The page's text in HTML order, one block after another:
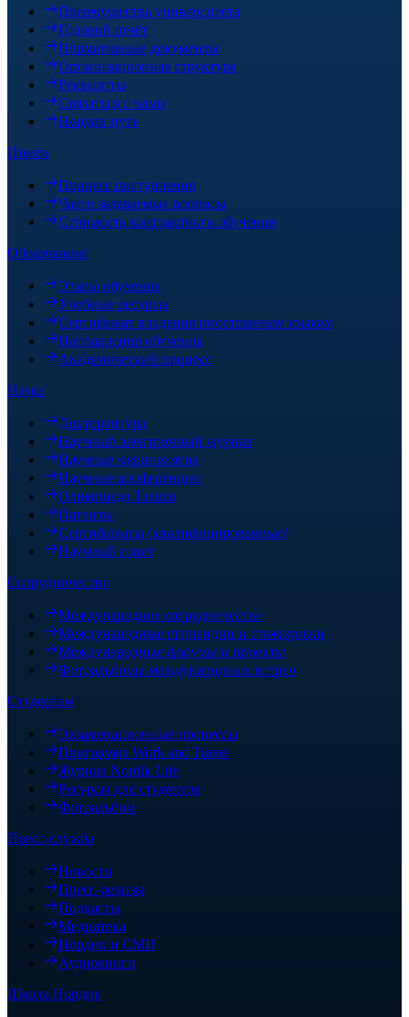
Преимущества университета
Годовой отчёт
Нормативные документы
Организационная структура
Реквизиты
Связаться с нами
Нордик путь
Прием
Процесс поступления
Часто задаваемые вопросы
Стоимость контрактного обучения
Образование
Этапы обучения
Учебные ресурсы
Сертификат владения иностранным языком
Направления обучения
Академический процесс
Наука
Докторантура
Научный электронный журнал
Научные мероприятия
Научные конференции
Олимпиада Tasimo
Патенты
Сертификаты (квалифицированные)
Научный совет
Сотрудничество
Международное сотрудничество
Международные стипендии и стажировки
Международные форумы и проекты
Фотоальбомы международных встреч
Студентам
Экзаменационные процессы
Программа Work and Travel
Журнал Nordik Life
Ресурсы для студентов
Фотоальбом
Пресс-служба
Новости
Пресс-релизы
Подкасты
Медиатека
Нордик и СМИ
Аудиокниги
Школа Нордик